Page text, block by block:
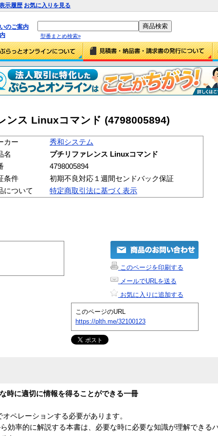
示履歴 お気に入りを見る
のご案内
型番まとめ検索»
ンス Linuxコマンド (4798005894)
カー
秀和システム
名
プチリファレンス Linuxコマンド
4798005894
条件
初期不良対応１週間センドバック保証
について
特定商取引法に基づく表示
このページを印刷する
メールでURLを送る
お気に入りに追加する
このページのURL
https://plth.me/32100123
時に適切に情報を得ることができる一冊
ペレーションする必要があります。
効率的に解説する本書は、必要な時に必要な知識が理解できる